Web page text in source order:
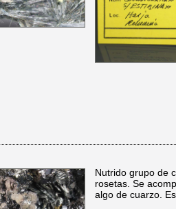
Nutrido grupo de
rosetas. Se
algo de cuarzo.